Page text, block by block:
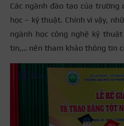
Các ngành đào tạo của trường
học – kỹ thuật. Chính vì vậy,
ngành học công nghệ kỹ
tin,… nên tham khảo thông tin